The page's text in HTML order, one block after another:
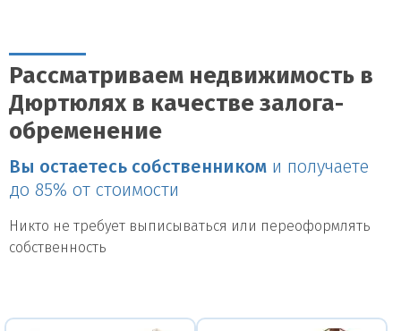
Рассматриваем недвижимость в
Дюртюлях в качестве залога-
обременение
Вы остаетесь собственником и получаете
до 85% от стоимости
Никто не требует выписываться или переоформлять
собственность